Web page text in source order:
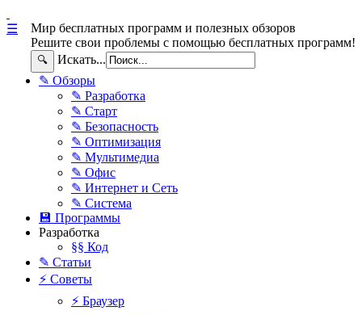
Мир бесплатных программ и полезных обзоров
Решите свои проблемы с помощью бесплатных программ!
🔍 Искать...
☰
✎ Обзоры
✎ Разработка
✎ Старт
✎ Безопасность
✎ Оптимизация
✎ Мультимедиа
✎ Офис
✎ Интернет и Сеть
✎ Система
💾 Программы
Разработка
§§ Код
✎ Статьи
⚡ Советы
⚡ Браузер